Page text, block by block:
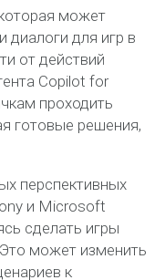
может
диалоги для игр в
от действий
Copilot for
проходить
готовые решения,
перспективных
и Microsoft
сделать игры
может изменить
к